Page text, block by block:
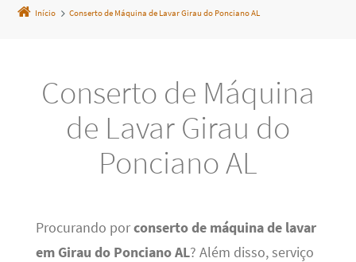
Início Conserto de Máquina de Lavar Girau do Ponciano AL
Conserto de Máquina
de Lavar Girau do
Ponciano AL
Procurando porconserto de máquina de lavar
em Girau do Ponciano AL? Além disso, serviço